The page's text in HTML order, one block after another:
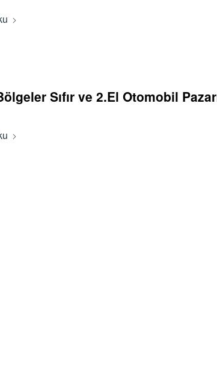
Sıfır ve 2.El Otomobil